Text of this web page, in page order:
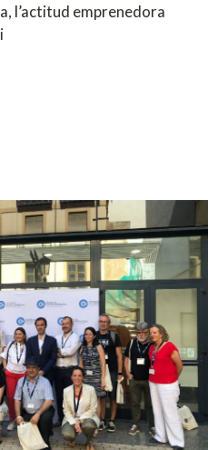
l’actitud emprenedora